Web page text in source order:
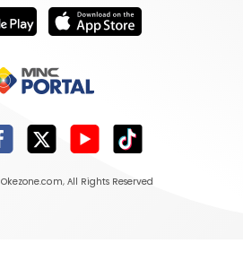
Okezone.com, All Rights Reserved